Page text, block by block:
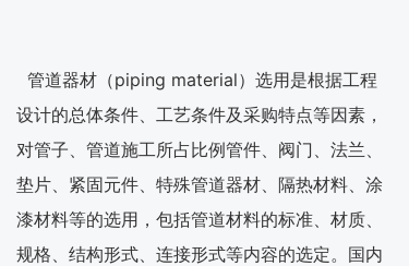
管道器材（piping material）选用是根据工程
设计的总体条件、工艺条件及采购特点等因素，
对管子、管道施工所占比例管件、阀门、法兰、
垫片、紧固元件、特殊管道器材、隔热材料、涂
漆材料等的选用，包括管道材料的标准、材质、
规格、结构形式、连接形式等内容的选定。国内